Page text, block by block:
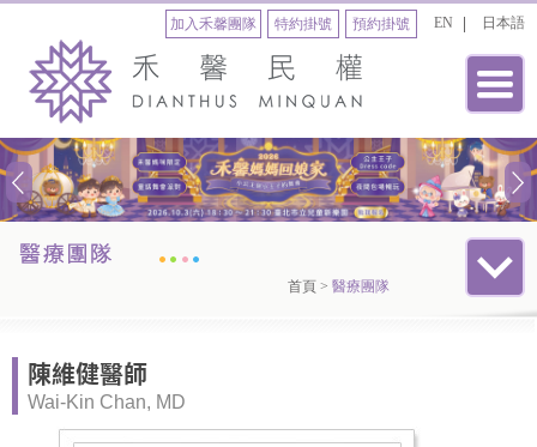
日本語
EN
加入禾馨團隊 預約掛號
特約掛號
首頁 > 醫療團隊
陳維健醫師
Wai-Kin Chan, MD